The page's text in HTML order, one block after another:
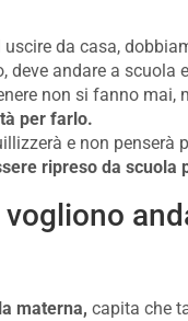
da casa,
deve andare a scuola
non si fanno
per farlo.
e non
ripreso da scuola
materna, capita che